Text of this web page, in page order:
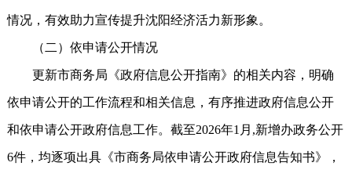
情况，有效助力宣传提升沈阳经济活力新形象。
（二）依申请公开情况
更新市商务局《政府信息公开指南》的相关内容，明确
依申请公开的工作流程和相关信息，有序推进政府信息公开
和依申请公开政府信息工作。截至2026年1月,新增办政务公开
6件，均逐项出具《市商务局依申请公开政府信息告知书》，